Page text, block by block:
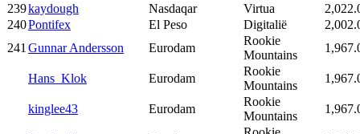
239kaydough Nasdaqar Virtua
240Pontifex El Peso Digitalië
241 Gunnar Andersson Eurodam
Rookie
Mountains
Hans_Klok Eurodam
Rookie
Mountains
kinglee43 Eurodam
Rookie
Mountains